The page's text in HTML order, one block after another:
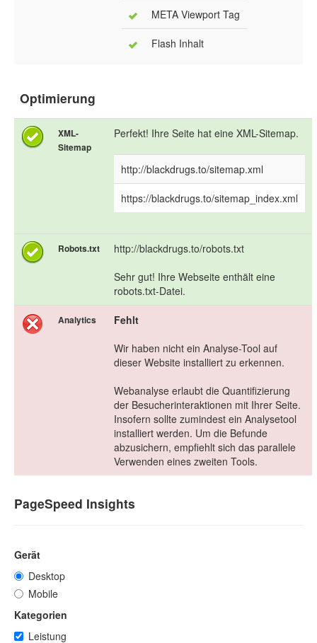
META Viewport Tag
Flash Inhalt
Optimierung
XML-
Sitemap
Perfekt! Ihre Seite hat eine XML-Sitemap.
http://blackdrugs.to/sitemap.xml
https://blackdrugs.to/sitemap_index.xml
Robots.txt
http://blackdrugs.to/robots.txt
Sehr gut! Ihre Webseite enthält eine
robots.txt-Datei.
Analytics
Fehlt
Wir haben nicht ein Analyse-Tool auf
dieser Website installiert zu erkennen.
Webanalyse erlaubt die Quantifizierung
der Besucherinteraktionen mit Ihrer Seite.
Insofern sollte zumindest ein Analysetool
installiert werden. Um die Befunde
abzusichern, empfiehlt sich das parallele
Verwenden eines zweiten Tools.
PageSpeed Insights
Gerät
Desktop
Mobile
Kategorien
Leistung